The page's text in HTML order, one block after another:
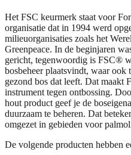
Het FSC keurmerk staat voor
organisatie dat in 1994 werd
milieuorganisaties zoals het
Greenpeace. In de beginjaren
gericht, tegenwoordig is FSC®
bosbeheer plaatsvindt, waar ook
gezond bos dat leeft. Dat maakt
instrument tegen ontbossing.
hout product geef je de
duurzaam te beheren. Dat
omgezet in gebieden voor
De volgende producten hebben